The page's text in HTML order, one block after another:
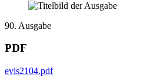
90. Ausgabe
PDF
evis2104.pdf